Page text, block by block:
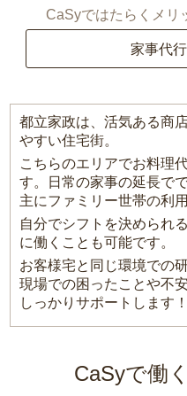
CaSyではたらくメリ
家事代
都立家政は、活気ある商
やすい住宅街。
こちらのエリアでお料理
す。日常の家事の延長で
主にファミリー世帯の利
自分でシフトを決められ
に働くことも可能です。
お客様宅と同じ環境での
現場での困ったことや不
しっかりサポートします！
CaSyで働